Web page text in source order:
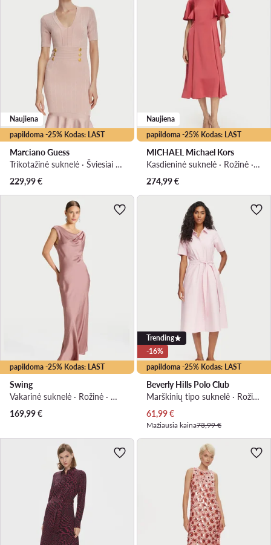
papildoma -25% Kodas: LAST
Naujiena
Marciano Guess
Trikotažinė suknelė · Šviesiai rožinė · Midi
229,99€
papildoma -25% Kodas: LAST
Naujiena
MICHAEL Michael Kors
Kasdieninė suknelė · Rožinė · Midi
274,99€
papildoma -25% Kodas: LAST
Swing
Vakarinė suknelė · Rožinė · Maksi, Asimetriškas
169,99€
papildoma -25% Kodas: LAST
Trending
-16%
Beverly Hills Polo Club
Marškinių tipo suknelė · Rožinė · Midi
Dabartinė kaina
61,99€
Mažiausia kaina73,99 €